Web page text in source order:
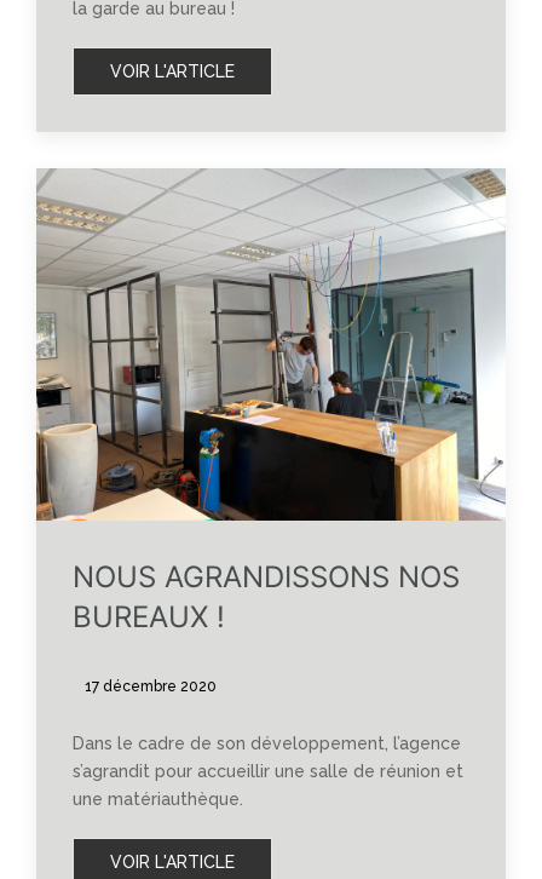
la garde au bureau !
VOIR L'ARTICLE
NOUS AGRANDISSONS NOS
BUREAUX !
17 décembre 2020
Dans le cadre de son développement, l’agence
s’agrandit pour accueillir une salle de réunion et
une matériauthèque.
VOIR L'ARTICLE